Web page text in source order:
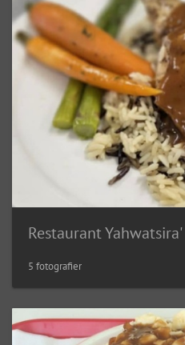
Restaurant Yahwatsira'
5 fotografier